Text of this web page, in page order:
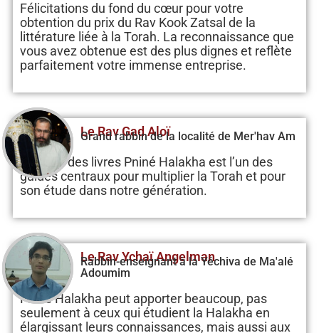
Félicitations du fond du cœur pour votre
obtention du prix du Rav Kook Zatsal de la
littérature liée à la Torah. La reconnaissance que
vous avez obtenue est des plus dignes et reflète
parfaitement votre immense entreprise.
Le Rav Gad Aloï
Grand rabbin de la localité de Mer'hav Am
La série des livres Pniné Halakha est l’un des
guides centraux pour multiplier la Torah et pour
son étude dans notre génération.
Le Rav Ychaï Angelman
Rabbin-enseignant à la Yéchiva de Ma'alé
Adoumim
Pniné Halakha peut apporter beaucoup, pas
seulement à ceux qui étudient la Halakha en
élargissant leurs connaissances, mais aussi aux